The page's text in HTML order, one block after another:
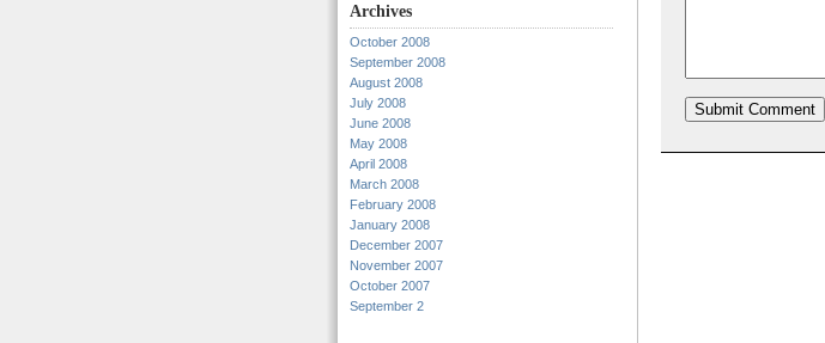
Archives
October 2008
September 2008
August 2008
July 2008
June 2008
May 2008
April 2008
March 2008
February 2008
January 2008
December 2007
November 2007
October 2007
September 2